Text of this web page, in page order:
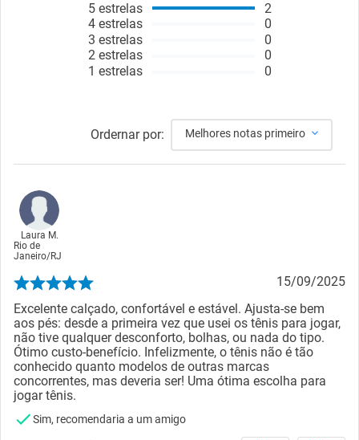
5 estrelas
4 estrelas
3 estrelas
2 estrelas
1 estrelas
2
0
0
0
0
Ordernar por: Melhores notas primeiro
Laura M.
Rio de
Janeiro/RJ
15/09/2025
Excelente calçado, confortável e estável. Ajusta-se bem
aos pés: desde a primeira vez que usei os tênis para jogar,
não tive qualquer desconforto, bolhas, ou nada do tipo.
Ótimo custo-benefício. Infelizmente, o tênis não é tão
conhecido quanto modelos de outras marcas
concorrentes, mas deveria ser! Uma ótima escolha para
jogar tênis.
Sim, recomendaria a um amigo